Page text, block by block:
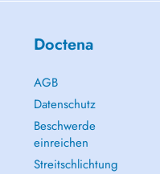
Doctena
AGB
Datenschutz
Beschwerde
einreichen
Streitschlichtung